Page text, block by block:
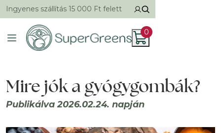
Ingyenes szállítás 15 000 Ft felett
0
Mire jók a gyógygombák?
Publikálva 2026.02.24. napján